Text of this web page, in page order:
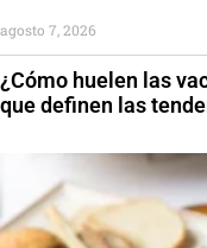
¿Cómo huelen las
que definen las
agosto 7, 2026